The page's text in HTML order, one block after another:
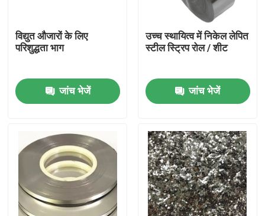
उत्पादों
हमारे बारे में
विद्युत औजारों के लिए
परिशुद्धता भाग
जांच भेजें
उच्च स्थायित्व में निकेल लेपित
स्टील स्ट्रिप रोल / शीट
जांच भेजें